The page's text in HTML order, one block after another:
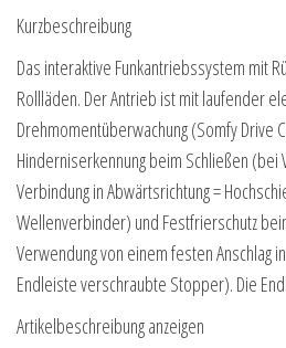
Kurzbeschreibung
Das interaktive Funkantriebssystem mit
Rollläden. Der Antrieb ist mit laufender
Drehmomentüberwachung (Somfy Drive
Hinderniserkennung beim Schließen
Verbindung in Abwärtsrichtung =
Wellenverbinder) und Festfrierschutz
Verwendung von einem festen Anschlag
Endleiste verschraubte Stopper). Die
Artikelbeschreibung anzeigen